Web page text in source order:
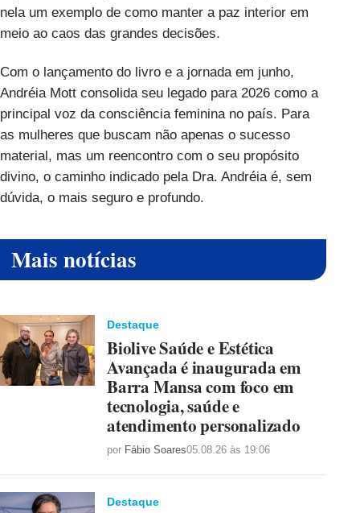
nela um exemplo de como manter a paz interior em
meio ao caos das grandes decisões.
Com o lançamento do livro e a jornada em junho,
Andréia Mott consolida seu legado para 2026 como a
principal voz da consciência feminina no país. Para
as mulheres que buscam não apenas o sucesso
material, mas um reencontro com o seu propósito
divino, o caminho indicado pela Dra. Andréia é, sem
dúvida, o mais seguro e profundo.
Mais notícias
Destaque
Biolive Saúde e Estética
Avançada é inaugurada em
Barra Mansa com foco em
tecnologia, saúde e
atendimento personalizado
por Fábio Soares05.08.26 às 19:06
Destaque